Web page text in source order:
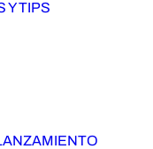
Y TIPS